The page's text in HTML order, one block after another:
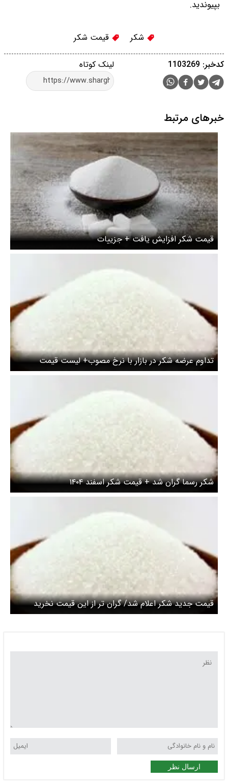
بپیوندید.
شکر قیمت شکر
لینک کوتاه کدخبر: 1103269
خبرهای مرتبط
قیمت شکر افزایش یافت + جزییات
تداوم عرضه شکر در بازار با نرخ مصوب+ لیست قیمت
شکر رسما گران شد + قیمت شکر اسفند ۱۴۰۴
قیمت جدید شکر اعلام شد/ گران تر از این قیمت نخرید
ارسال نظر